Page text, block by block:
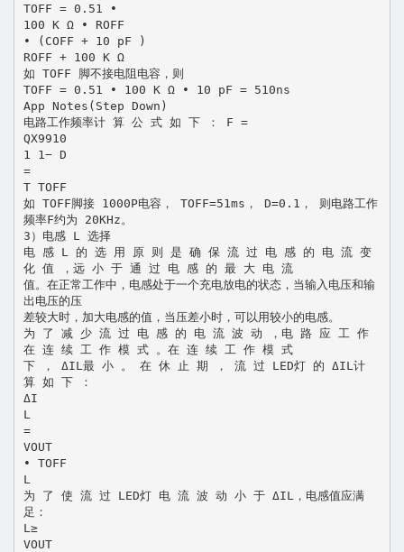
TOFF = 0.51 •
100 K Ω • ROFF
• (COFF + 10 pF )
ROFF + 100 K Ω
如 TOFF 脚不接电阻电容，则
TOFF = 0.51 • 100 K Ω • 10 pF = 510ns
App Notes(Step Down)
电路工作频率计 算 公 式 如 下 ： F =
QX9910
1 1− D
=
T TOFF
如 TOFF脚接 1000P电容， TOFF=51ms， D=0.1， 则电路工作
频率F约为 20KHz。
3）电感 L 选择
电 感 L 的 选 用 原 则 是 确 保 流 过 电 感 的 电 流 变
化 值 ，远 小 于 通 过 电 感 的 最 大 电 流
值。在正常工作中，电感处于一个充电放电的状态，当输入电压和输
出电压的压
差较大时，加大电感的值，当压差小时，可以用较小的电感。
为 了 减 少 流 过 电 感 的 电 流 波 动 ，电 路 应 工 作
在 连 续 工 作 模 式 。在 连 续 工 作 模 式
下 ， ΔIL最 小 。 在 休 止 期 ， 流 过 LED灯 的 ΔIL计
算 如 下 ：
ΔI
L
=
VOUT
• TOFF
L
为 了 使 流 过 LED灯 电 流 波 动 小 于 ΔIL，电感值应满
足：
L≥
VOUT